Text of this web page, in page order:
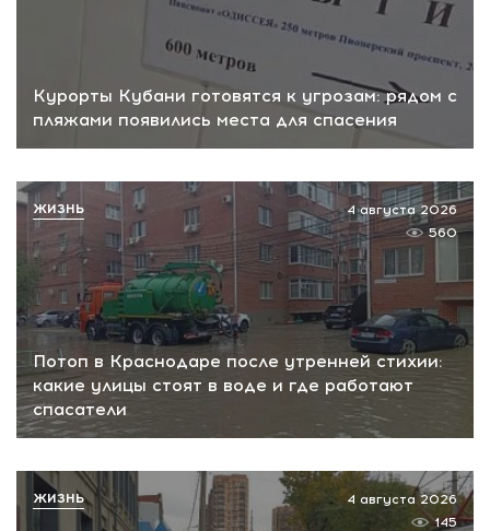
Курорты Кубани готовятся к угрозам: рядом с
пляжами появились места для спасения
Потоп в Краснодаре после утренней стихии:
какие улицы стоят в воде и где работают
спасатели
4 августа 2026
560
ЖИЗНЬ
4 августа 2026
145
ЖИЗНЬ